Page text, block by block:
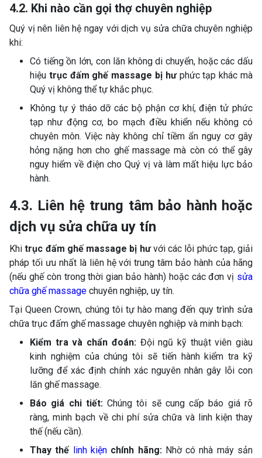
4.2. Khi nào cần gọi thợ chuyên nghiệp
Quý vị nên liên hệ ngay với dịch vụ sửa chữa chuyên nghiệp
khi:
Có tiếng ồn lớn, con lăn không di chuyển, hoặc các dấu
hiệu trục đấm ghế massage bị hưphức tạp khác mà
Quý vị không thể tự khắc phục.
Không tự ý tháo dỡ các bộ phận cơ khí, điện tử phức
tạp như động cơ, bo mạch điều khiển nếu không có
chuyên môn. Việc này không chỉ tiềm ẩn nguy cơ gây
hỏng nặng hơn cho ghế massage mà còn có thể gây
nguy hiểm về điện cho Quý vị và làm mất hiệu lực bảo
hành.
4.3. Liên hệ trung tâm bảo hành hoặc
dịch vụ sửa chữa uy tín
Khitrục đấm ghế massage bị hưvới các lỗi phức tạp, giải
pháp tối ưu nhất là liên hệ với trung tâm bảo hành của hãng
(nếu ghế còn trong thời gian bảo hành) hoặc các đơn vị sửa
chữa ghế massage chuyên nghiệp, uy tín.
Tại Queen Crown, chúng tôi tự hào mang đến quy trình sửa
chữa trục đấm ghế massage chuyên nghiệp và minh bạch:
Kiểm tra và chẩn đoán:Đội ngũ kỹ thuật viên giàu
kinh nghiệm của chúng tôi sẽ tiến hành kiểm tra kỹ
lưỡng để xác định chính xác nguyên nhân gây lỗi con
lăn ghế massage.
Báo giá chi tiết:Chúng tôi sẽ cung cấp báo giá rõ
ràng, minh bạch về chi phí sửa chữa và linh kiện thay
thế (nếu cần).
Thay thế linh kiệnchính hãng:Nhờ có nhà máy sản